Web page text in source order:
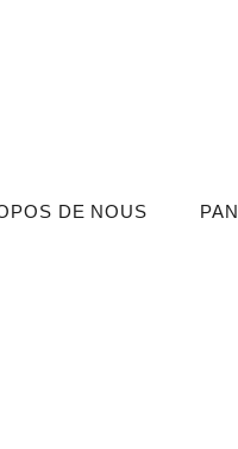
DE NOUS